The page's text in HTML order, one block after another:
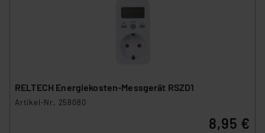
RELTECH Energiekosten-Messgerät RSZD1
Artikel-Nr. 258080
8,95 €